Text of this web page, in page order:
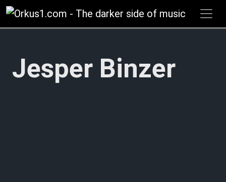
Zum
Inhalt
springen
Jesper Binzer